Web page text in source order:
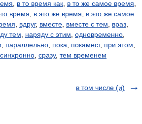
в то время как в то же самое время
время в это же время
в это же самое
вдруг, вместе вместе с тем враз
тем наряду с этим одновременно
параллельно пока покамест, при этом
синхронно сразу, тем временем
в том числе (и)